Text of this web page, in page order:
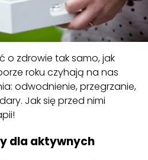
o zdrowie tak samo, jak
roku czyhają na nas
odwodnienie, przegrzanie,
Jak się przed nimi
dla aktywnych